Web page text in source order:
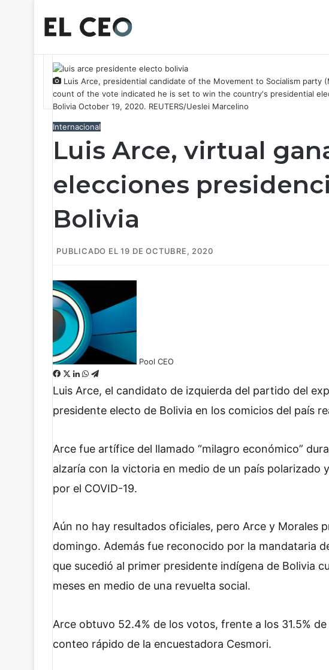
Luis Arce, presidential candidate of the Movement to Socialism party
count of the vote indicated he is set to win the country's presidential
Bolivia October 19, 2020. REUTERS/Ueslei Marcelino
Internacional
Luis Arce, virtual
elecciones
Bolivia
PUBLICADO EL 19 DE OCTUBRE, 2020
Pool CEO
F
a
e
o
X L
i
k
I
W
h
t
p
l
e
a
Luis Arce, el candidato de izquierda del partido del
presidente electo de Bolivia en los comicios del país
Arce fue artífice del llamado “milagro económico”
alzaría con la victoria en medio de un país polarizado
por el COVID-19.
Aún no hay resultados oficiales, pero Arce y Morales
domingo. Además fue reconocido por la mandataria
que sucedió al primer presidente indígena de Bolivia
meses en medio de una revuelta social.
Arce obtuvo 52.4% de los votos, frente a los 31.5%
conteo rápido de la encuestadora Cesmori.